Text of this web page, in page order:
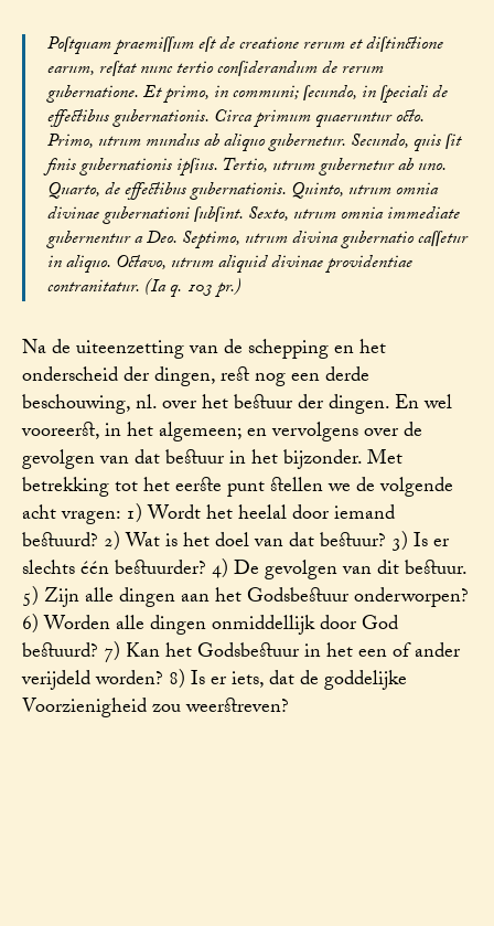
Poſtquam praemiſſum eſt de creatione rerum et diſtinctione
earum, reſtat nunc tertio conſiderandum de rerum
gubernatione. Et primo, in communi; ſecundo, in ſpeciali de
effectibus gubernationis. Circa primum quaeruntur octo.
Primo, utrum mundus ab aliquo gubernetur. Secundo, quis ſit
finis gubernationis ipſius. Tertio, utrum gubernetur ab uno.
Quarto, de effectibus gubernationis. Quinto, utrum omnia
divinae gubernationi ſubſint. Sexto, utrum omnia immediate
gubernentur a Deo. Septimo, utrum divina gubernatio caſſetur
in aliquo. Octavo, utrum aliquid divinae providentiae
contranitatur. (Ia q. 103 pr.)
Na de uiteenzetting van de schepping en het
onderscheid der dingen, rest nog een derde
beschouwing, nl. over het bestuur der dingen. En wel
vooreerst, in het algemeen; en vervolgens over de
gevolgen van dat bestuur in het bijzonder. Met
betrekking tot het eerste punt stellen we de volgende
acht vragen: 1) Wordt het heelal door iemand
bestuurd? 2) Wat is het doel van dat bestuur? 3) Is er
slechts één bestuurder? 4) De gevolgen van dit bestuur.
5) Zijn alle dingen aan het Godsbestuur onderworpen?
6) Worden alle dingen onmiddellijk door God
bestuurd? 7) Kan het Godsbestuur in het een of ander
verijdeld worden? 8) Is er iets, dat de goddelijke
Voorzienigheid zou weerstreven?